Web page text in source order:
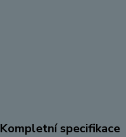
Kompletní specifikace